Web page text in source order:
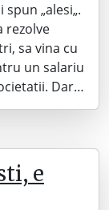
„alesi„.
rezolve
sa vina cu
un salariu
Dar…
e